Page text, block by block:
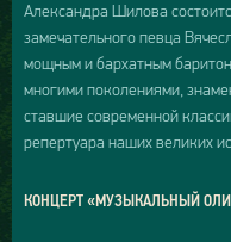
Александра Шилова
замечательного певца
мощным и бархатным
многими поколениями,
ставшие современной
репертуара наших великих
КОНЦЕРТ «МУЗЫКАЛЬНЫЙ